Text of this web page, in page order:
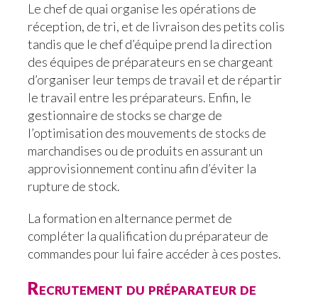
Le chef de quai organise les opérations de
réception, de tri, et de livraison des petits colis
tandis que le chef d’équipe prend la direction
des équipes de préparateurs en se chargeant
d’organiser leur temps de travail et de répartir
le travail entre les préparateurs. Enfin, le
gestionnaire de stocks se charge de
l’optimisation des mouvements de stocks de
marchandises ou de produits en assurant un
approvisionnement continu afin d’éviter la
rupture de stock.
La formation en alternance permet de
compléter la qualification du préparateur de
commandes pour lui faire accéder à ces postes.
Recrutement du préparateur de